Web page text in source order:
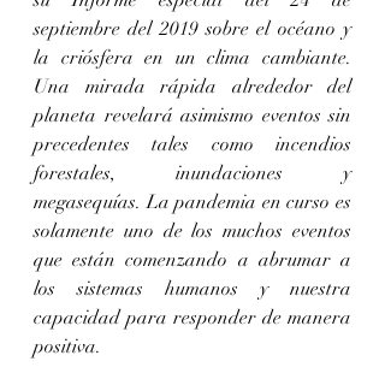
septiembre del 2019 sobre el océano y
la criósfera en un clima cambiante.
Una mirada rápida alrededor del
planeta revelará asimismo eventos sin
precedentes tales como incendios
forestales, inundaciones y
megasequías. La pandemia en curso es
solamente uno de los muchos eventos
que están comenzando a abrumar a
los sistemas humanos y nuestra
capacidad para responder de manera
positiva.